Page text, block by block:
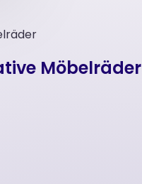
Möbelräder